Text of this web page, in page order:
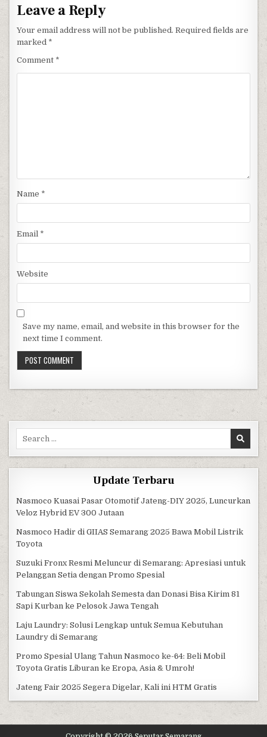
Leave a Reply
Your email address will not be published. Required fields are
marked *
Comment *
Name *
Email *
Website
Save my name, email, and website in this browser for the
next time I comment.
Search for:
Update Terbaru
Nasmoco Kuasai Pasar Otomotif Jateng-DIY 2025, Luncurkan
Veloz Hybrid EV 300 Jutaan
Nasmoco Hadir di GIIAS Semarang 2025 Bawa Mobil Listrik
Toyota
Suzuki Fronx Resmi Meluncur di Semarang: Apresiasi untuk
Pelanggan Setia dengan Promo Spesial
Tabungan Siswa Sekolah Semesta dan Donasi Bisa Kirim 81
Sapi Kurban ke Pelosok Jawa Tengah
Laju Laundry: Solusi Lengkap untuk Semua Kebutuhan
Laundry di Semarang
Promo Spesial Ulang Tahun Nasmoco ke-64: Beli Mobil
Toyota Gratis Liburan ke Eropa, Asia & Umroh!
Jateng Fair 2025 Segera Digelar, Kali ini HTM Gratis